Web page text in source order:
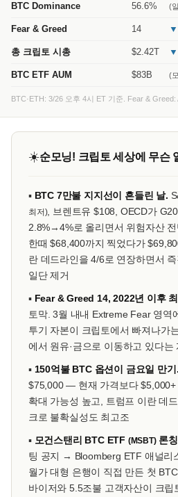
BTC Dominance 56.6% (
Fear & Greed 14 ▼
총 크립토 시총 $2.42T ▼
BTC ETF AUM $83B (
BTC·ETH: 3/26 오후 4시 ET 기준. Fear &
☀️순모닝! 크립토 세상에 무슨
▪ BTC 7만불 지지선이 흔들린 날.
최저), 브렌트유 $108, OECD가
2.8%→4%로 올리면서 위험자산
한때 $68,400까지 찍었다가
란 데드라인을 4/6로 연장하면서
일단 제거
▪ Fear & Greed 14, 2022년 이후
토막. 3월 내내 Extreme Fear 영역
투기 자본이 크립토에서 빠져나가
에서 원유·금으로 이동하고 있다는
▪ 150억불 BTC 옵션이 금요일 만기.
$75,000 — 현재 가격보다 $5,000+
확대 가능성 높고, 트럼프 이란 데
크로 불확실성도 최고조
▪ 모건스탠리 BTC ETF (MSBT)론
팅 공지 → Bloomberg ETF 애널리
월가 대형 은행이 직접 만든 첫
바이저와 5.5조불 고객자산이 크